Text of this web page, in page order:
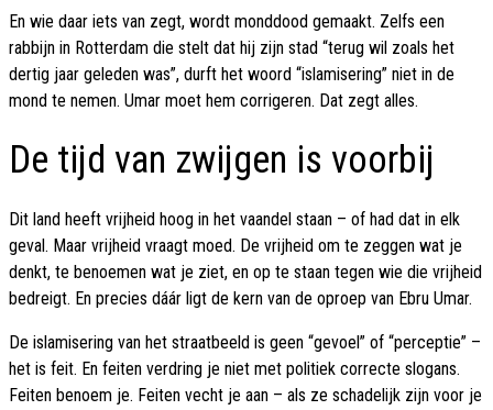
En wie daar iets van zegt, wordt monddood gemaakt. Zelfs een
rabbijn in Rotterdam die stelt dat hij zijn stad “terug wil zoals het
dertig jaar geleden was”, durft het woord “islamisering” niet in de
mond te nemen. Umar moet hem corrigeren. Dat zegt alles.
De tijd van zwijgen is voorbij
Dit land heeft vrijheid hoog in het vaandel staan – of had dat in elk
geval. Maar vrijheid vraagt moed. De vrijheid om te zeggen wat je
denkt, te benoemen wat je ziet, en op te staan tegen wie die vrijheid
bedreigt. En precies dáár ligt de kern van de oproep van Ebru Umar.
De islamisering van het straatbeeld is geen “gevoel” of “perceptie” –
het is feit. En feiten verdring je niet met politiek correcte slogans.
Feiten benoem je. Feiten vecht je aan – als ze schadelijk zijn voor je